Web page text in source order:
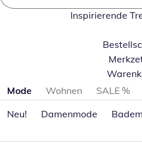
Inspirierende
Produktkategorien
Mode Wohnen SALE %
Neu!
Damenmode